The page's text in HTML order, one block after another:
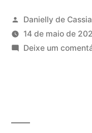
Danielly de
14 de maio de
Deixe um